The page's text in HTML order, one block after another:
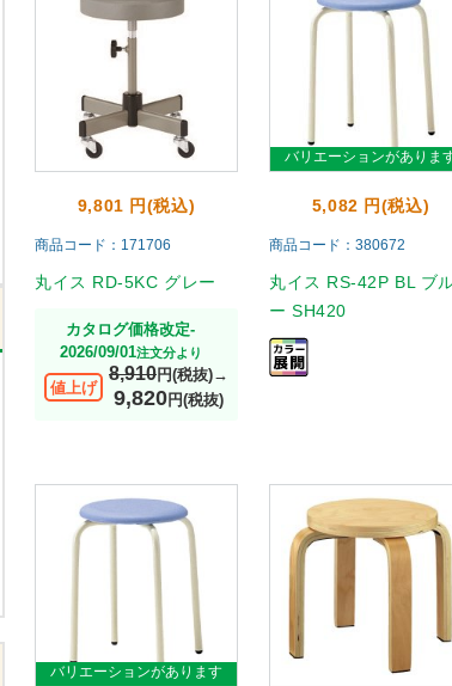
9,801 円(税込)
商品コード：171706
丸イス RD-5KC グレー
カタログ価格改定-
2026/09/01注文分より
値上げ
8,910円(税抜)→
9,820円(税抜)
バリエーションがありま
5,082 円(税込)
商品コード：380672
丸イス RS-42P BL ブ
ー SH420
バリエーションがあります